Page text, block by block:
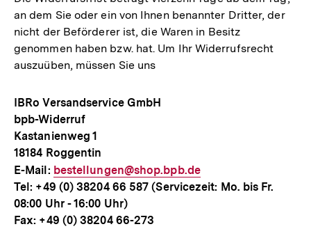
an dem Sie oder ein von Ihnen benannter Dritter, der
nicht der Beförderer ist, die Waren in Besitz
genommen haben bzw. hat. Um Ihr Widerrufsrecht
auszuüben, müs­sen Sie uns
IBRo Versandservice GmbH
bpb-Widerruf
Kastanienweg 1
18184 Roggentin
E-Mail: E-
Mail
Link:
bestellungen@shop.bpb.de
Tel: +49 (0) 38204 66 587 (Servicezeit: Mo. bis Fr.
08:00 Uhr - 16:00 Uhr)
Fax: +49 (0) 38204 66-273